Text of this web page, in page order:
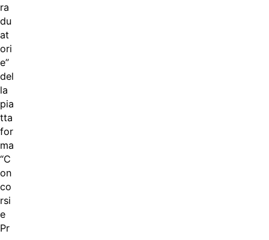
ra
du
at
ori
e”
del
la
pia
tta
for
ma
“C
on
co
rsi
e
Pr